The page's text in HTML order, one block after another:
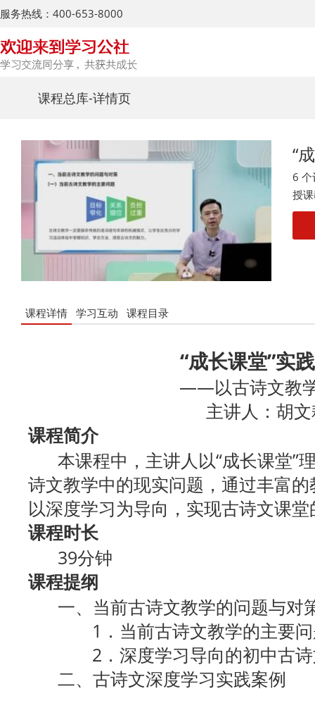
服务热线：400-653-8000
课程总库-详情页
“
6
授
课程详情 学习互动 课程目录
“成长课堂”实
——以古诗文教
主讲人：胡
课程简介
本课程中，主讲人以“成长课堂”
诗文教学中的现实问题，通过丰富
以深度学习为导向，实现古诗文课
课程时长
39分钟
课程提纲
一、当前古诗文教学的问题与对
1．当前古诗文教学的主要问
2．深度学习导向的初中古诗
二、古诗文深度学习实践案例